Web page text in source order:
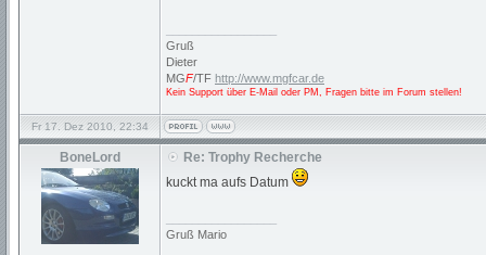
Gruß
Dieter
MGF/TF http://www.mgfcar.de
Kein Support über E-Mail oder PM, Fragen bitte im Forum stellen!
Fr 17. Dez 2010, 22:34
BoneLord
Re: Trophy Recherche
kuckt ma aufs Datum
Gruß Mario